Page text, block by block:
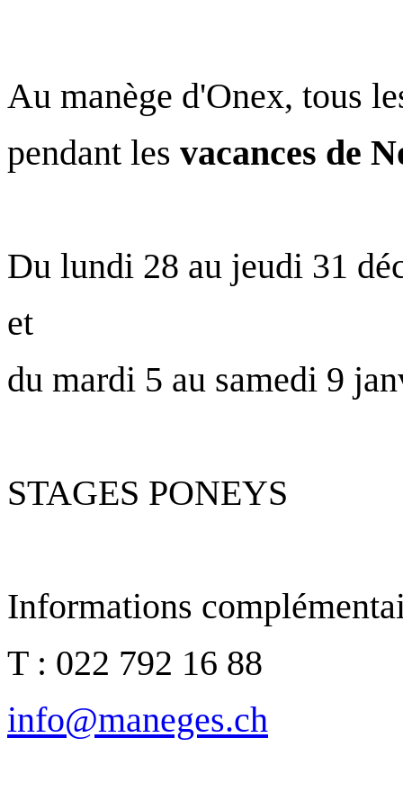
Au manège d'Onex, tous
pendant les vacances de
Du lundi 28 au jeudi 31
et
du mardi 5 au samedi 9
STAGES PONEYS
Informations
T : 022 792 16 88
info@maneges.ch